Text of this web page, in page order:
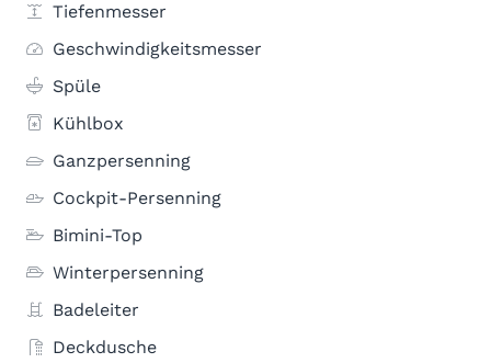
Tiefenmesser
Geschwindigkeitsmesser
Spüle
Kühlbox
Ganzpersenning
Cockpit-Persenning
Bimini-Top
Winterpersenning
Badeleiter
Deckdusche